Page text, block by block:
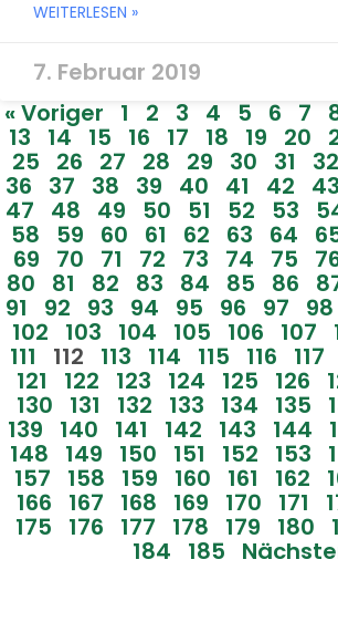
WEITERLESEN »
7. Februar 2019
« Voriger
1 2 3 4 5 6 7
13 14 15 16 17 18 19 20
25 26 27 28 29 30 31 32
36 37 38 39 40 41 42 43
47 48 49 50 51 52 53
58 59 60 61 62 63 64
69 70 71 72 73 74 75
80 81 82 83 84 85 86
91 92 93 94 95 96 97 98
102 103 104 105 106 107
111 112 113 114 115 116 117
121 122 123 124 125 126
130 131 132 133 134 135
139 140 141 142 143 144
148 149 150 151 152 153
157 158 159 160 161 162
166 167 168 169 170 171
175 176 177 178 179 180
184 185